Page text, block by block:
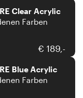
Clear Acrylic
Farben
€ 189,-
Bang
Blue Acrylic
Farben